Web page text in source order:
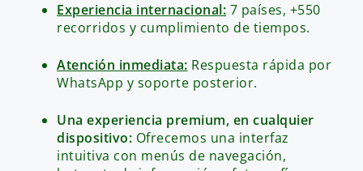
Experiencia internacional: 7 países, +550
recorridos y cumplimiento de tiempos.
Atención inmediata: Respuesta rápida por
WhatsApp y soporte posterior.
Una experiencia premium, en cualquier
dispositivo: Ofrecemos una interfaz
intuitiva con menús de navegación,